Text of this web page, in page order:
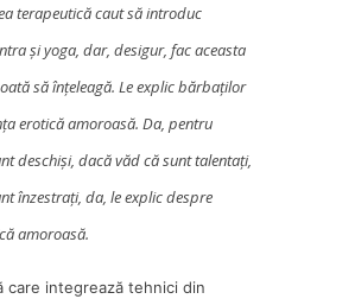
terapeutică caut să introduc
și yoga, dar, desigur, fac aceasta
să înțeleagă. Le explic bărbaților
erotică amoroasă. Da, pentru
deschiși, dacă văd că sunt talentați,
înzestrați, da, le explic despre
amoroasă.
care integrează tehnici din